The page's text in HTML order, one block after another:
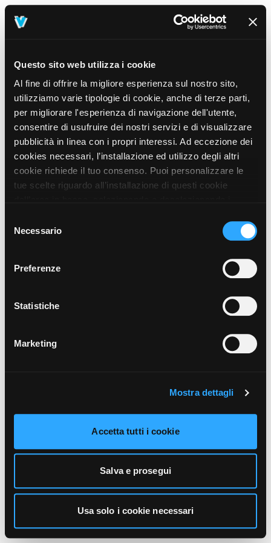
Questo sito web utilizza i cookie
Al fine di offrire la migliore esperienza sul nostro sito,
utilizziamo varie tipologie di cookie, anche di terze parti,
per migliorare l'esperienza di navigazione dell'utente,
consentire di usufruire dei nostri servizi e di visualizzare
pubblicità in linea con i propri interessi. Ad eccezione dei
cookies necessari, l’installazione ed utilizzo degli altri
cookie richiede il tuo consenso. Puoi personalizzare le
tue scelte riguardo all’installazione di questi cookie
prosegui” o decidere di accettare tutti i cookie, cliccando
sul pulsante “Accetta tutti i cookie”. Cliccando sul tasto
unicamente i cookie necessari alla navigazione. Per
funzionamento, puoi prendere visione dell’informativa
cliccando qui.
delNecessario
Preferenze
Statistiche
Marketing
Mostra dettagli
Accetta tutti i cookie
Salva e prosegui
Usa solo i cookie necessari
404